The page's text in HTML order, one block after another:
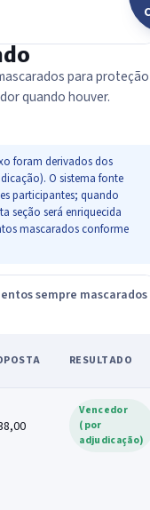
para proteção
quando houver.
foram derivados dos
O sistema fonte
participantes; quando
seção será enriquecida
mascarados conforme
sempre mascarados
RESULTADO
Vencedor
(por
adjudicação)